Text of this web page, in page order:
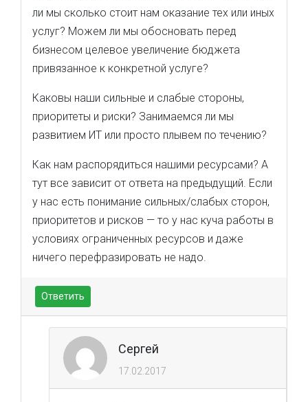
ли мы сколько стоит нам оказание тех или иных
услуг? Можем ли мы обосновать перед
бизнесом целевое увеличение бюджета
привязанное к конкретной услуге?
Каковы наши сильные и слабые стороны,
приоритеты и риски? Занимаемся ли мы
развитием ИТ или просто плывем по течению?
Как нам распорядиться нашими ресурсами? А
тут все зависит от ответа на предыдущий. Если
у нас есть понимание сильных/слабых сторон,
приоритетов и рисков — то у нас куча работы в
условиях ограниченных ресурсов и даже
ничего перефразировать не надо.
Ответить
Сергей
17.02.2017